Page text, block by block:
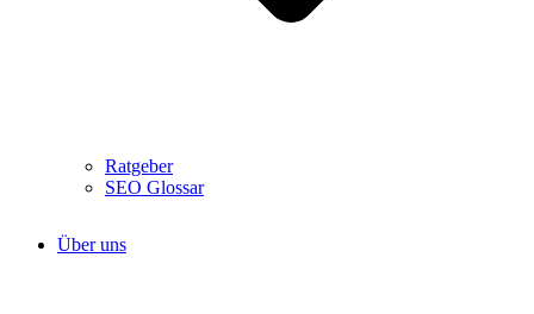
Ratgeber
SEO Glossar
Über uns